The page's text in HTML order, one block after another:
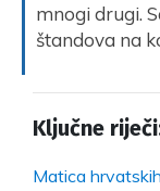
mnogi drugi.
štandova na
Ključne
Matica